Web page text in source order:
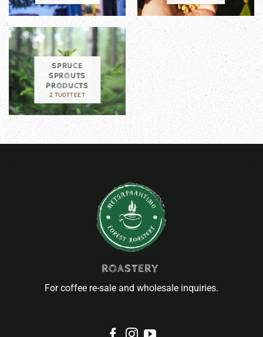
SPRUCE
SPROUTS
PRODUCTS
2 TUOTTEET
ROASTERY
For coffee re-sale and wholesale inquiries.